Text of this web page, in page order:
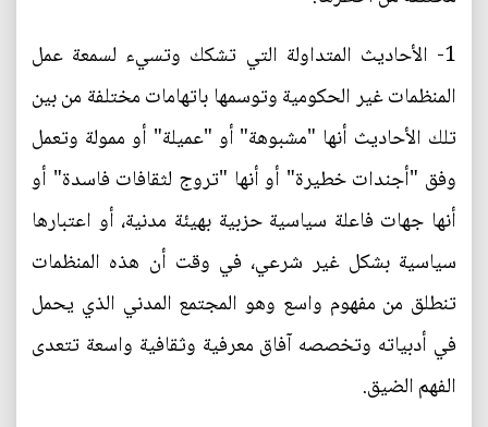
1- الأحاديث المتداولة التي تشكك وتسيء لسمعة عمل
المنظمات غير الحكومية وتوسمها باتهامات مختلفة من بين
تلك الأحاديث أنها "مشبوهة" أو "عميلة" أو ممولة وتعمل
وفق "أجندات خطيرة" أو أنها "تروج لثقافات فاسدة" أو
أنها جهات فاعلة سياسية حزبية بهيئة مدنية، أو اعتبارها
سياسية بشكل غير شرعي، في وقت أن هذه المنظمات
تنطلق من مفهوم واسع وهو المجتمع المدني الذي يحمل
في أدبياته وتخصصه آفاق معرفية وثقافية واسعة تتعدى
الفهم الضيق.